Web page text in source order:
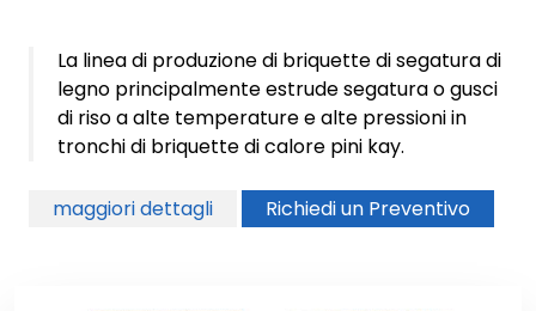
La linea di produzione di briquette di segatura di
legno principalmente estrude segatura o gusci
di riso a alte temperature e alte pressioni in
tronchi di briquette di calore pini kay.
maggiori dettagli Richiedi un Preventivo